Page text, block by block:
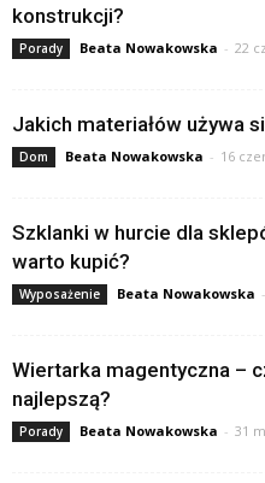
konstrukcji?
Porady Beata Nowakowska - 22
Jakich materiałów używa
Dom Beata Nowakowska - 16
Szklanki w hurcie dla
warto kupić?
Wyposażenie Beata Nowakowska -
Wiertarka magentyczna –
najlepszą?
Porady Beata Nowakowska - 31